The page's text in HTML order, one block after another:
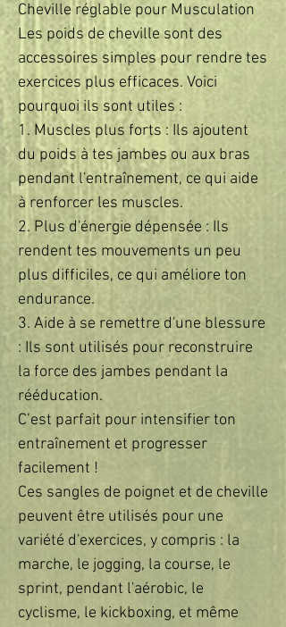
Cheville réglable pour Musculation
Les poids de cheville sont des
accessoires simples pour rendre tes
exercices plus efficaces. Voici
pourquoi ils sont utiles :
1. Muscles plus forts : Ils ajoutent
du poids à tes jambes ou aux bras
pendant l'entraînement, ce qui aide
à renforcer les muscles.
2. Plus d'énergie dépensée : Ils
rendent tes mouvements un peu
plus difficiles, ce qui améliore ton
endurance.
3. Aide à se remettre d'une blessure
: Ils sont utilisés pour reconstruire
la force des jambes pendant la
rééducation.
C’est parfait pour intensifier ton
entraînement et progresser
facilement !
Ces sangles de poignet et de cheville
peuvent être utilisés pour une
variété d'exercices, y compris : la
marche, le jogging, la course, le
sprint, pendant l'aérobic, le
cyclisme, le kickboxing, et même